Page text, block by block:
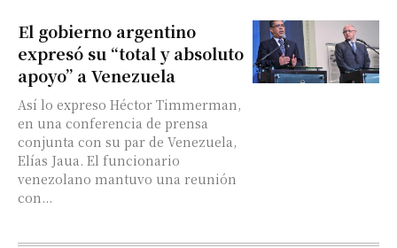
El gobierno argentino
expresó su “total y absoluto
apoyo” a Venezuela
Así lo expreso Héctor Timmerman,
en una conferencia de prensa
conjunta con su par de Venezuela,
Elías Jaua. El funcionario
venezolano mantuvo una reunión
con...